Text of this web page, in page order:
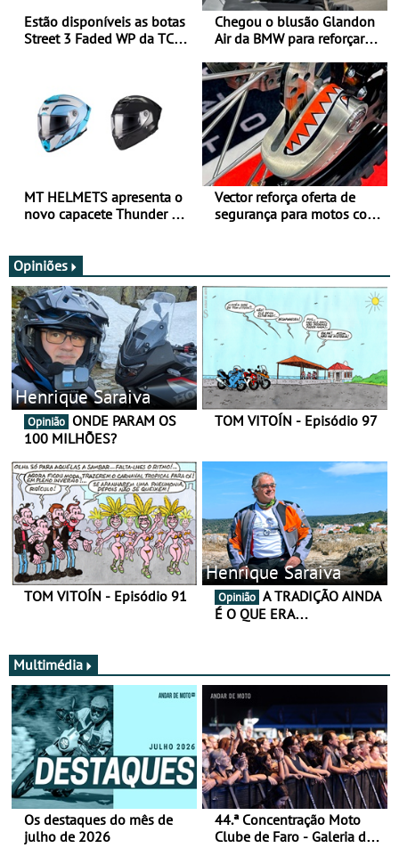
Estão disponíveis as botas
Street 3 Faded WP da TCX
Chegou o blusão Glandon
Air da BMW para reforçar
verão
MT HELMETS apresenta o
novo capacete Thunder 4 R
Vector reforça oferta de
segurança para motos com
Opiniões
Henrique Saraiva
Opinião
100 MILHÕES?
TOM VITOÍN - Episódio 97
TOM VITOÍN - Episódio 91
Henrique Saraiva
Opinião
É O QUE ERA…
Multimédia
Os destaques do mês de
julho de 2026
44.ª Concentração Moto
Clube de Faro - Galeria de